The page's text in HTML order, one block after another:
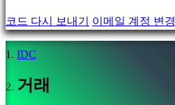
Gameplays
게
임
내
이
코드 다시 보내기 이메일 계정 변경
IDC
거래